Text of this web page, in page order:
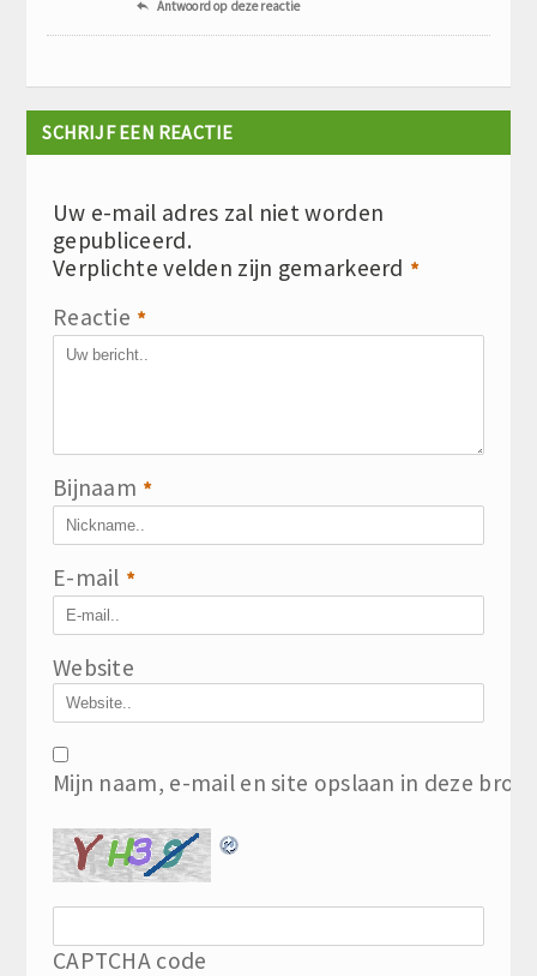
 Antwoord op deze reactie
SCHRIJF EEN REACTIE
Uw e-mail adres zal niet worden
gepubliceerd.
Verplichte velden zijn gemarkeerd *
Reactie *
Bijnaam *
E-mail *
Website
Mijn naam, e-mail en site opslaan in deze
CAPTCHA code